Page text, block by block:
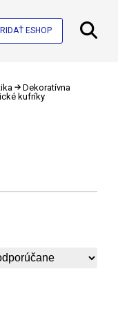
ESHOP
Dekoratívna
kufríky